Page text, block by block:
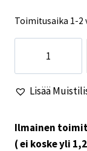
Toimitusaika 1-2
Carbest
23,6"
12/24/230V
Lisää
Ilmainen
( ei koske yli